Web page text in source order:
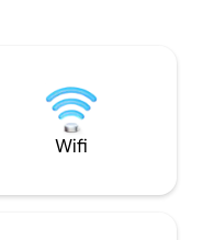
inkluderar ägg,
frukt med te eller
lankesisk frukost.
Wifi